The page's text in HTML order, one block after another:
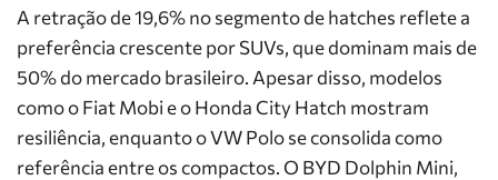
A retração de 19,6% no segmento de hatches reflete a
preferência crescente por SUVs, que dominam mais de
50% do mercado brasileiro. Apesar disso, modelos
como o Fiat Mobi e o Honda City Hatch mostram
resiliência, enquanto o VW Polo se consolida como
referência entre os compactos. O BYD Dolphin Mini,